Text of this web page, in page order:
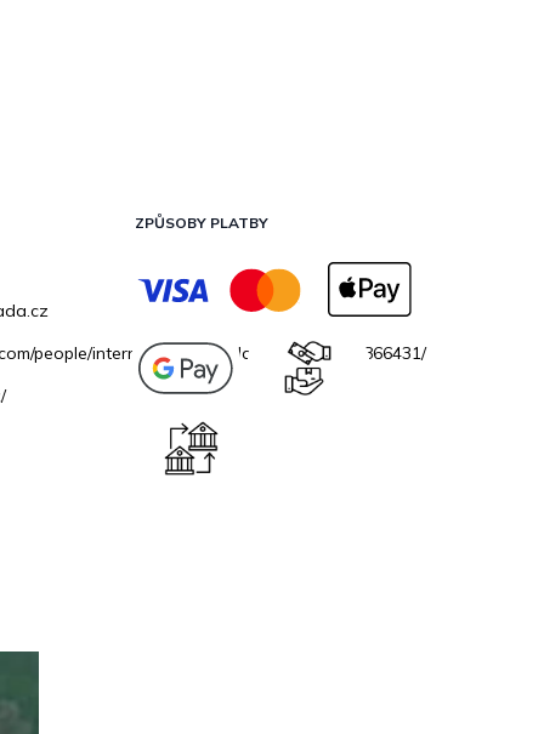
people/internetovazahradacz/100069706866431/
ZPŮSOBY PLATBY